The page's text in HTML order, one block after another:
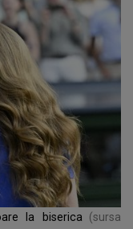
la biserica (sursa